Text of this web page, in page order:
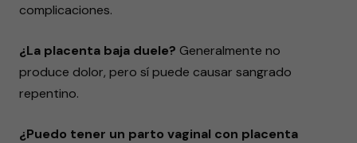
complicaciones.
¿La placenta baja duele? Generalmente no
produce dolor, pero sí puede causar sangrado
repentino.
¿Puedo tener un parto vaginal con placenta